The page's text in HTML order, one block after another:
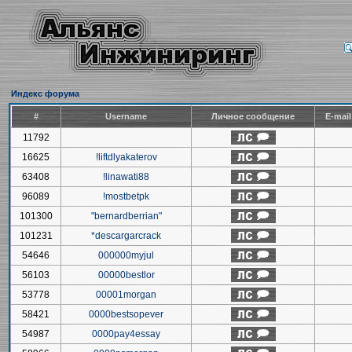
Индекс форума
# Username Личное сообщение E-
11792
16625
!liftdlyakaterov
63408
!linawati88
96089
!mostbetpk
101300
"bernardberrian"
101231
*descargarcrack
54646
000000myjul
56103
00000bestlor
53778
00001morgan
58421
0000bestsopever
54987
0000pay4essay